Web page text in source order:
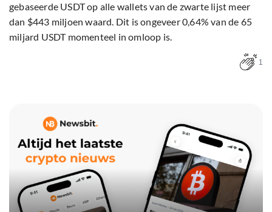
gebaseerde USDT op alle wallets van de zwarte lijst meer
dan $443 miljoen waard. Dit is ongeveer 0,64% van de 65
miljard USDT momenteel in omloop is.
1